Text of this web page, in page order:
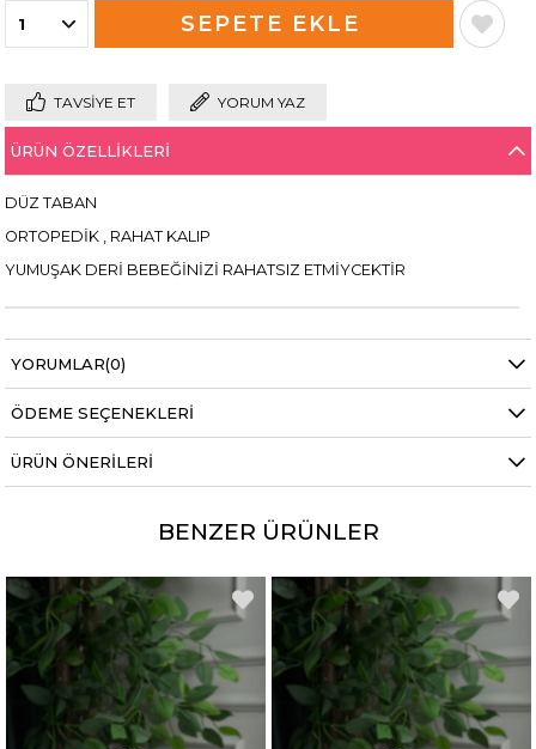
TAVSIYE ET YORUM YAZ
ÜRÜN ÖZELLIKLERI
DÜZ TABAN
ORTOPEDİK , RAHAT KALIP
YUMUŞAK DERİ BEBEĞİNİZİ RAHATSIZ ETMİYCEKTİR
YORUMLAR(0)
ÖDEME SEÇENEKLERI
ÜRÜN ÖNERILERI
BENZER ÜRÜNLER